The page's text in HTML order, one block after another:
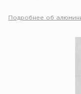
Подробнее об